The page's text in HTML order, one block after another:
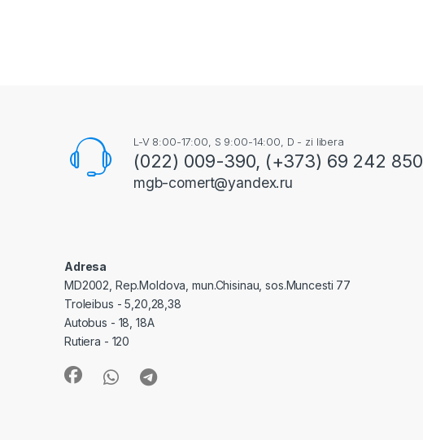
L-V 8:00-17:00, S 9:00-14:00, D - zi libera
(022) 009-390, (+373) 69 242 850
mgb-comert@yandex.ru
Adresa
MD2002, Rep.Moldova, mun.Chisinau, sos.Muncesti 77
Troleibus - 5,20,28,38
Autobus - 18, 18A
Rutiera - 120